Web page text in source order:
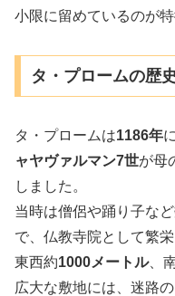
小限に留めているのが特
タ・プロームの歴
タ・プロームは1186年
ャヤヴァルマン7世が母
しました。
当時は僧侶や踊り子な
で、仏教寺院として繁栄
東西約1000メートル、
広大な敷地には、迷路